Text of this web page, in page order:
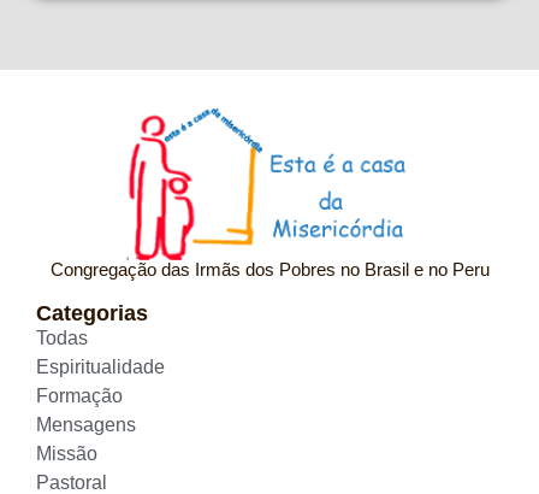
Congregação das Irmãs dos Pobres no Brasil e no Peru
Categorias
Todas
Espiritualidade
Formação
Mensagens
Missão
Pastoral